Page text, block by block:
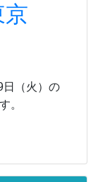
京
日（火）の
。